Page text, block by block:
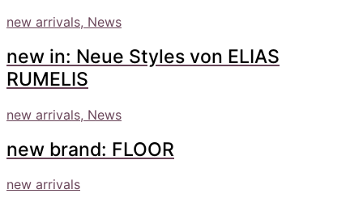
new arrivals, News
new in: Neue Styles von ELIAS
RUMELIS
new arrivals, News
new brand: FLOOR
new arrivals